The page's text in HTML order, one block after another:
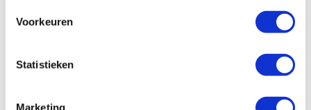
Voorkeuren
Statistieken
Marketing